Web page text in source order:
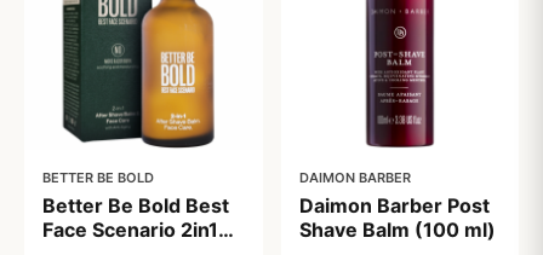
BETTER BE BOLD
Better Be Bold Best
Face Scenario 2in1
DAIMON BARBER
Daimon Barber Post
Shave Balm (100 ml)